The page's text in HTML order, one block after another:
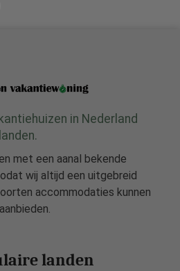
in Nederland
met een aanal bekende
wij altijd een uitgebreid
accommodaties kunnen
aanbieden.
landen